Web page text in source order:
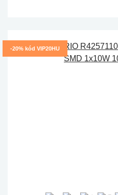
-20% kód VIP20HU